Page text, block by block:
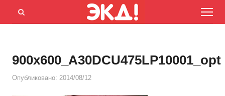
Menu
Открыть
900x600_A30DCU475LP10001_opt
Опубликовано: 2014/08/12